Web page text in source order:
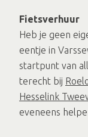
Fietsverhuur
Heb je geen
eentje in
startpunt van
terecht bij
Hesselink
eveneens